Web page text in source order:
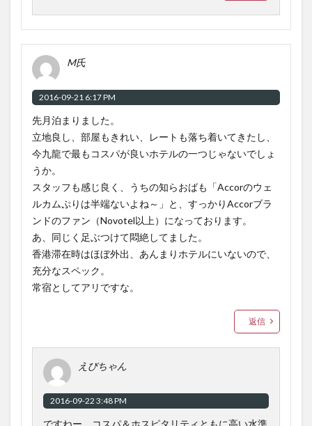
M氏
2016-09-21 6:17 PM
先月泊まりました。
立地良し、部屋もきれい、レートも落ち着いてきたし、
今九龍で最もコスパが良いホテルの一つじゃないでしょ
うか。
スタッフも感じ良く、うちの知らおばも「Accorのウェ
ルカムぷりは半端ないよね～」と、すっかりAccorブラ
ンドのファン（Novotel以上）になっております。
あ、同じく足ぶつけて悶絶してました。
香港滞在時はほぼ外出、あんまりホテルにいないので、
充分なスペック。
常宿としてアリですな。
返信
えびちゃん
2016-09-22 3:48 PM
ですねー。コスパ＆ホスピタリティともに高い水準